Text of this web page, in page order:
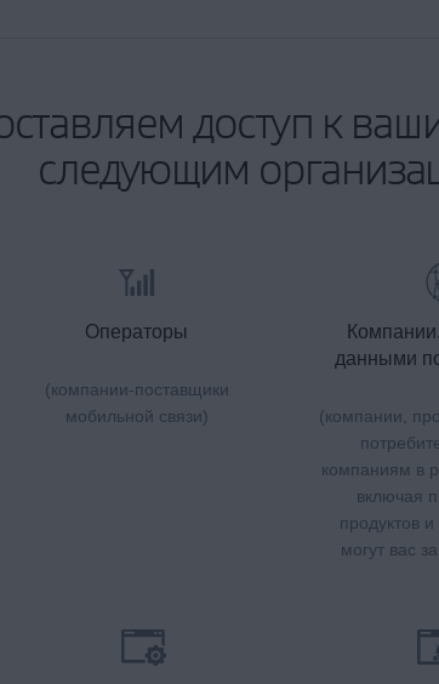
доступ к
следующим
Операторы
(компании-поставщики
мобильной связи)
данными
(компании,
компаниям в
включая
продуктов и
могут вас